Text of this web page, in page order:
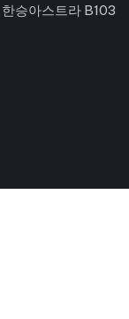
승아스트라 B103